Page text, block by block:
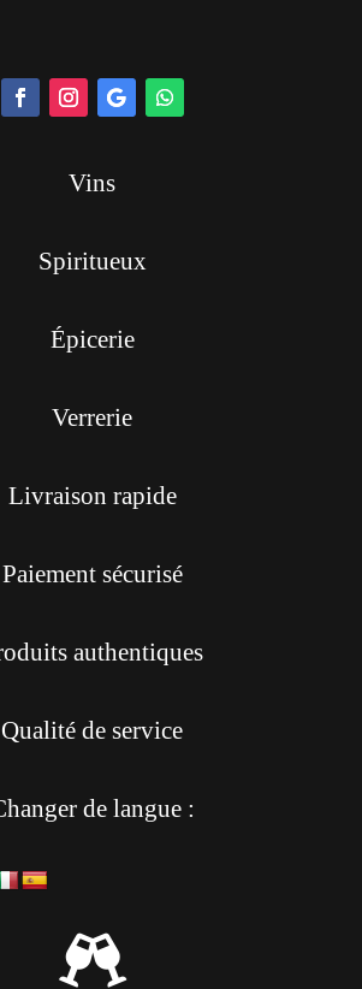
Vins
Spiritueux
Épicerie
Verrerie
Livraison rapide
Paiement sécurisé
authentiques
Qualité de service
de langue :
